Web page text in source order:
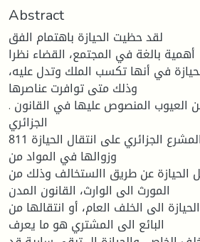
Abstract
لقد حظيت الحيازة باهتمام الفق
أهمية بالغة في المجتمع، القضاء نظرا
في أنها تكسب الملك وتدل عليه،
وذلك متى توافرت عناصرها
. وشروطها وخلت من العيوب المنصوص عليها في القانون
الجزائري
811 الى 816 من وقد نء المشرع الجزائري على انتقال الحيازة
وزوالها في المواد من
الحيازة عن طريق االستخالف وذلك من
المورث الى الوارث، القانون المدن
الى الخلف العام، أو انتقالها من
البائع الى المشتري هو ما يعرف